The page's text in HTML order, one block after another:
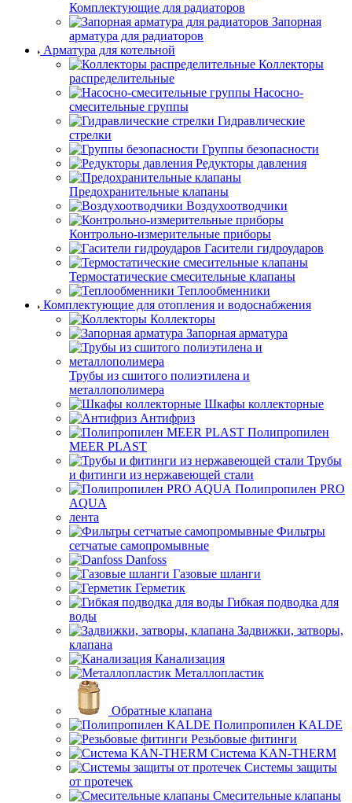
Комплектующие для радиаторов
Запорная
арматура для радиаторов
Арматура для котельной
Коллекторы
распределительные
Насосно-
смесительные группы
Гидравлические
стрелки
Группы безопасности
Редукторы давления
Предохранительные клапаны
Воздухоотводчики
Контрольно-измерительные приборы
Гасители гидроударов
Термостатические смесительные клапаны
Теплообменники
Комплектующие для отопления и водоснабжения
Коллекторы
Запорная арматура
Трубы из сшитого полиэтилена и
металлополимера
Шкафы коллекторные
Антифриз
Полипропилен
MEER PLAST
Трубы
и фитинги из нержавеющей стали
Полипропилен PRO
AQUA
лента
Фильтры
сетчатые самопромывные
Danfoss
Газовые шланги
Герметик
Гибкая подводка для
воды
Задвижки, затворы,
клапана
Канализация
Металлопластик
Обратные клапана
Полипропилен KALDE
Резьбовые фитинги
Система KAN-THERM
Системы защиты
от протечек
Смесительные клапаны